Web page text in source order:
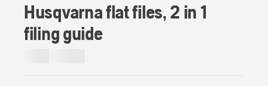
Husqvarna flat files, 2 in 1
filing guide